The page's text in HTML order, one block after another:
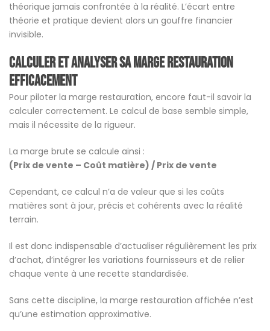
théorique jamais confrontée à la réalité. L’écart entre
théorie et pratique devient alors un gouffre financier
invisible.
Calculer et analyser sa marge restauration
efficacement
Pour piloter la marge restauration, encore faut-il savoir la
calculer correctement. Le calcul de base semble simple,
mais il nécessite de la rigueur.
La marge brute se calcule ainsi :
(Prix de vente – Coût matière) / Prix de vente
Cependant, ce calcul n’a de valeur que si les coûts
matières sont à jour, précis et cohérents avec la réalité
terrain.
Il est donc indispensable d’actualiser régulièrement les prix
d’achat, d’intégrer les variations fournisseurs et de relier
chaque vente à une recette standardisée.
Sans cette discipline, la marge restauration affichée n’est
qu’une estimation approximative.